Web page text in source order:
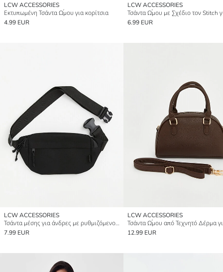
LCW ACCESSORIES
Εκτυπωμένη Τσάντα Ώμου για κορίτσια
4.99 EUR
LCW ACCESSORIES
6.99 EUR
LCW ACCESSORIES
Τσάντα μέσης για άνδρες με ρυθμιζόμενο λουρί
7.99 EUR
LCW ACCESSORIES
12.99 EUR